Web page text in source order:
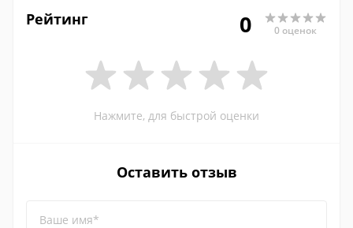
Рейтинг 0 0 оценок
Нажмите, для быстрой оценки
Оставить отзыв
Ваше имя*